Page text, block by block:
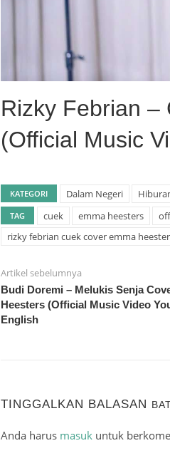
Rizky Febrian –
(Official Music
KATEGORI Dalam Negeri
TAG cuek emma heesters
rizky febrian cuek cover emma
Artikel sebelumnya
Budi Doremi – Melukis Senja
Heesters (Official Music Video
English
TINGGALKAN BALASAN
Anda harus masukuntuk